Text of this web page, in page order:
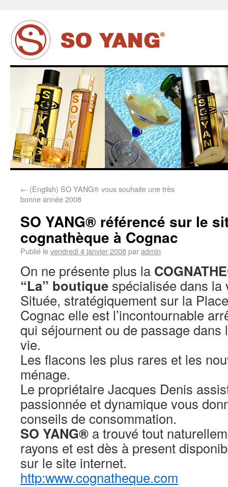
← (English) SO YANG® vous souhaite une très
bonne année 2008
SO YANG® référencé sur le
cognathèque à Cognac
Publié levendredi 4 janvier 2008paradmin
On ne présente plus la
“La” boutique spécialisée dans la
Située, stratégiquement sur la
Cognac elle est l’incontournable
qui séjournent ou de passage dans
vie.
Les flacons les plus rares et les
ménage.
Le propriétaire Jacques Denis
passionnée et dynamique vous
conseils de consommation.
SO YANG® a trouvé tout
rayons et est dès à present
sur le site internet.
http:www.cognatheque.com